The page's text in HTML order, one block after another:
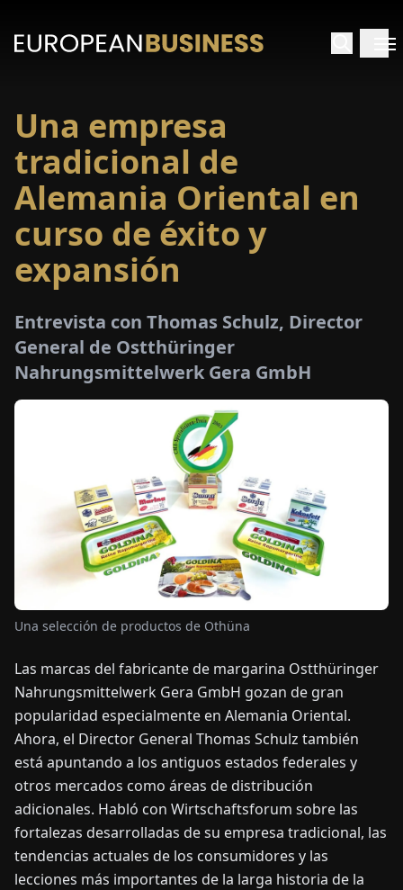
PAPEL
DEFRESITNLPL
CONTÁCTENOS
Una empresa
tradicional de
Alemania Oriental en
curso de éxito y
expansión
Entrevista con Thomas Schulz, Director
General de Ostthüringer
Nahrungsmittelwerk Gera GmbH
Una selección de productos de Othüna
Las marcas del fabricante de margarina Ostthüringer
Nahrungsmittelwerk Gera GmbH gozan de gran
popularidad especialmente en Alemania Oriental.
Ahora, el Director General Thomas Schulz también
está apuntando a los antiguos estados federales y
otros mercados como áreas de distribución
adicionales. Habló con Wirtschaftsforum sobre las
fortalezas desarrolladas de su empresa tradicional, las
tendencias actuales de los consumidores y las
lecciones más importantes de la larga historia de la